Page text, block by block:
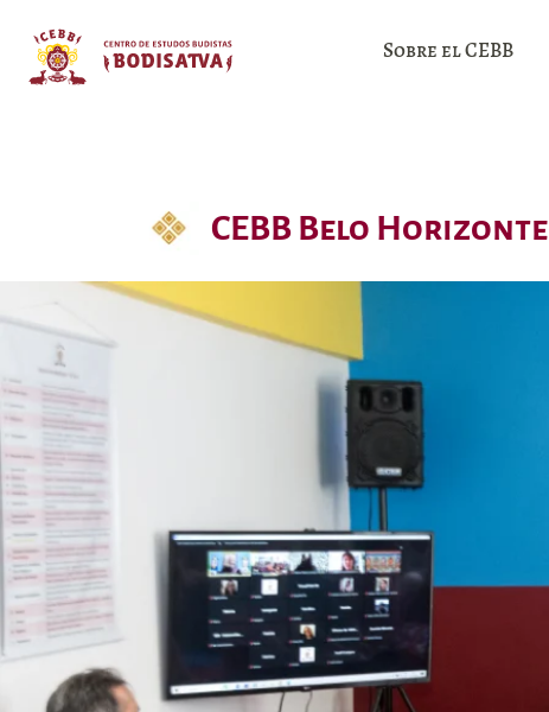
Sobre el CEBB
CEBB Belo Horizonte